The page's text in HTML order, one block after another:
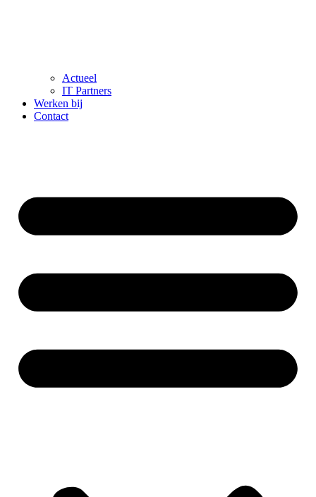
Actueel
IT Partners
Werken bij
Contact